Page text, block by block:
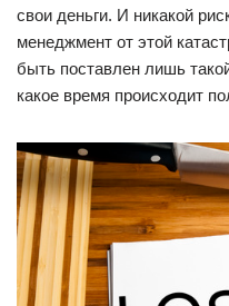
свои деньги. И никакой
менеджмент от этой
быть поставлен лишь
какое время происходит